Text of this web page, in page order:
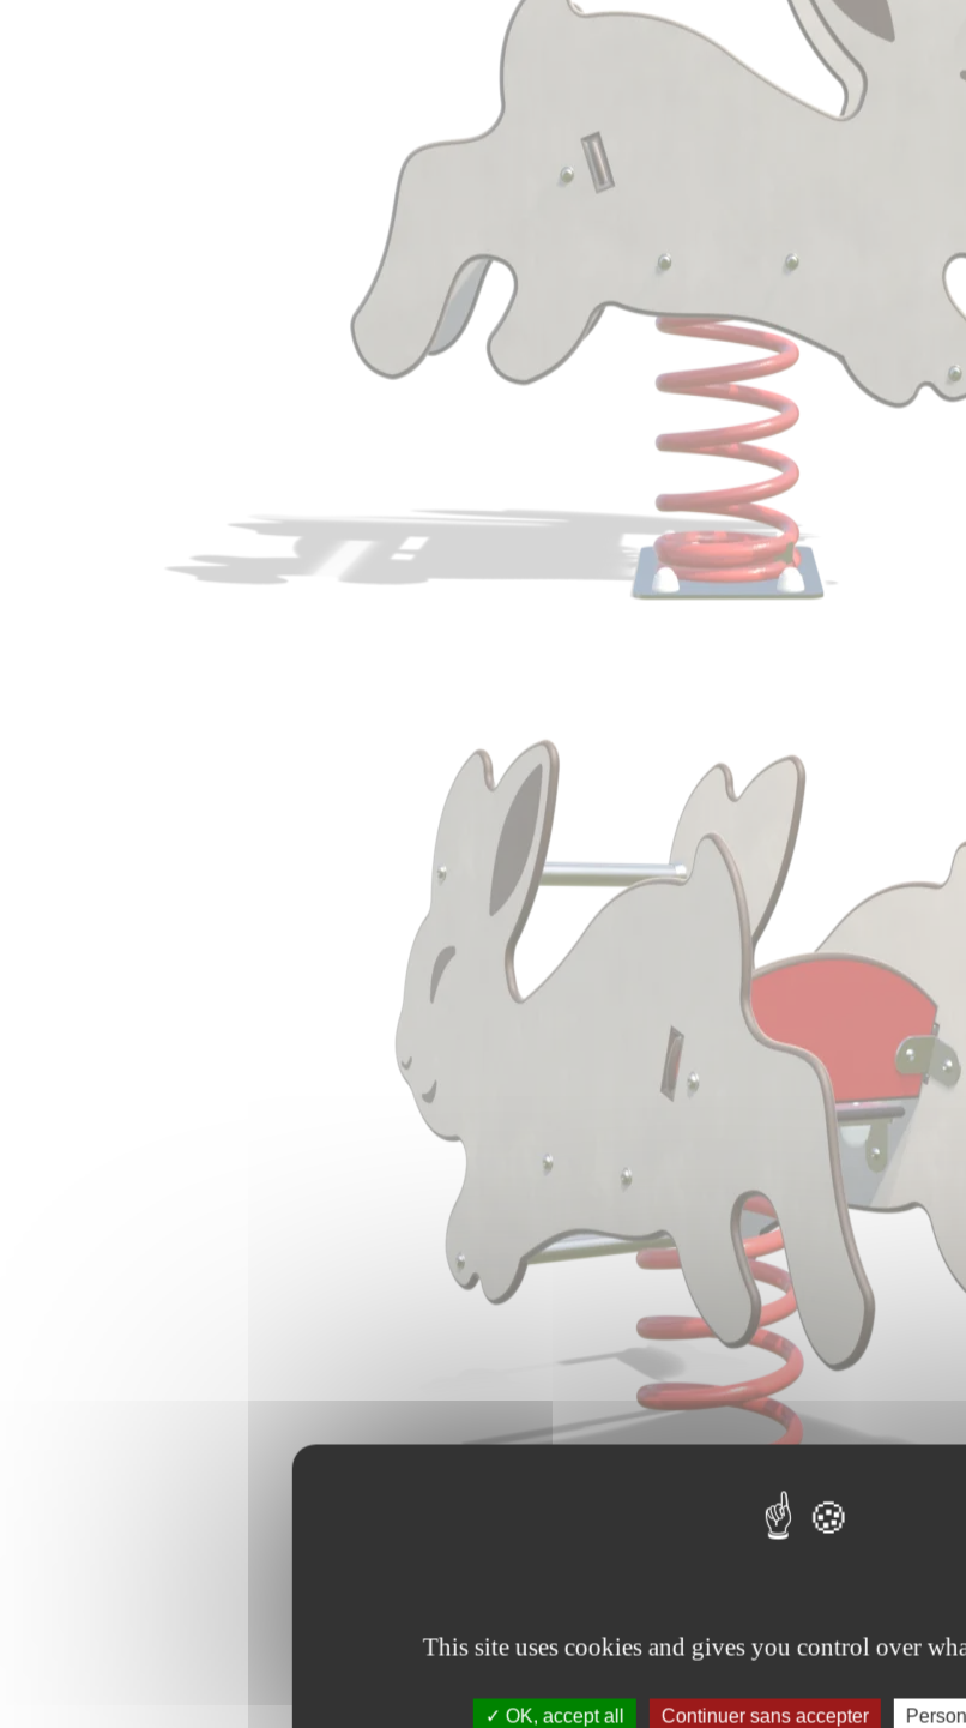
This site uses cookies and gives you control over
OK, accept all Continuer sans accepter